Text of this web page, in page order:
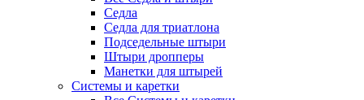
Седла
Седла для триатлона
Подседельные штыри
Штыри дропперы
Манетки для штырей
Системы и каретки